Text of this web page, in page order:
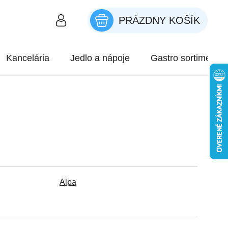
NÁKUPNÝ KOŠÍK
PRÁZDNY KOŠÍK
Kancelária Jedlo a nápoje Gastro sortiment
Alpa